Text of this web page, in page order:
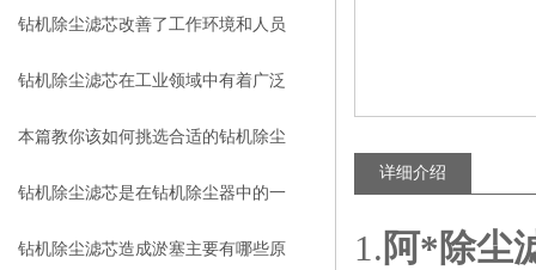
康
钻机除尘滤芯改善了工作环境和人员
健康状况
钻机除尘滤芯在工业领域中有着广泛
的运用
本篇教你该如何挑选合适的钻机除尘
滤芯
钻机除尘滤芯是在钻机除尘器中的一
种很重要的组成部分
钻机除尘滤芯造成淤塞主要有哪些原
详细介绍
1. 阿*除尘